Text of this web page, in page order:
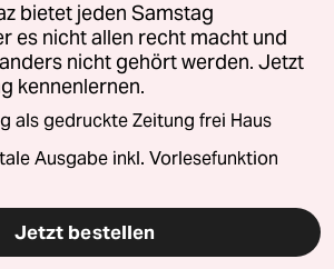
bietet jeden Samstag
es nicht allen recht macht und
nicht gehört werden. Jetzt
kennenlernen.
als gedruckte Zeitung frei Haus
Ausgabe inkl. Vorlesefunktion
Jetzt bestellen